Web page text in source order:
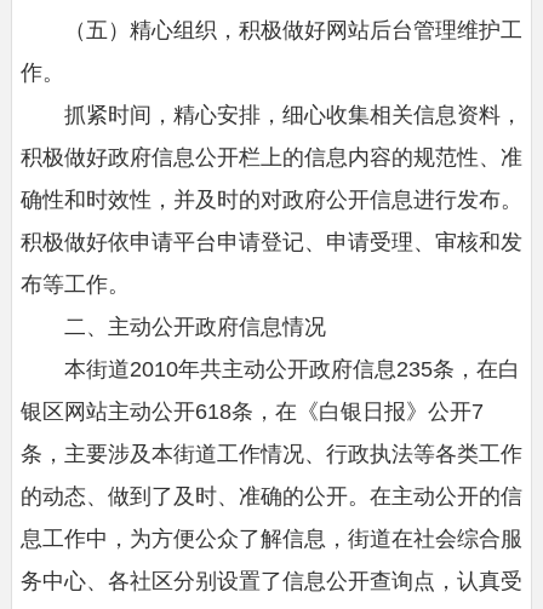
（五）精心组织，积极做好网站后台管理维护工
作。
抓紧时间，精心安排，细心收集相关信息资料，
积极做好政府信息公开栏上的信息内容的规范性、准
确性和时效性，并及时的对政府公开信息进行发布。
积极做好依申请平台申请登记、申请受理、审核和发
布等工作。
二、主动公开政府信息情况
本街道2010年共主动公开政府信息235条，在白
银区网站主动公开618条，在《白银日报》公开7
条，主要涉及本街道工作情况、行政执法等各类工作
的动态、做到了及时、准确的公开。在主动公开的信
息工作中，为方便公众了解信息，街道在社会综合服
务中心、各社区分别设置了信息公开查询点，认真受